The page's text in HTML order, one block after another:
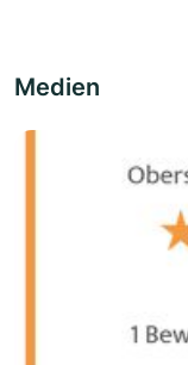
Medien